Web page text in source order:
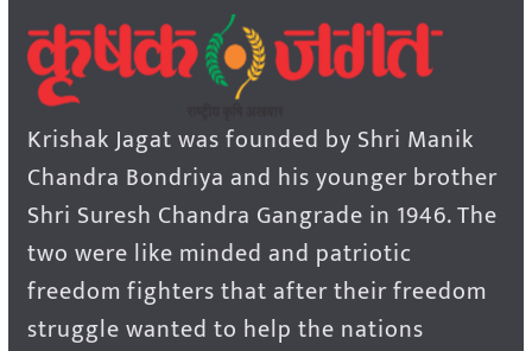
Krishak Jagat was founded by Shri Manik
Chandra Bondriya and his younger brother
Shri Suresh Chandra Gangrade in 1946. The
two were like minded and patriotic
freedom fighters that after their freedom
struggle wanted to help the nations